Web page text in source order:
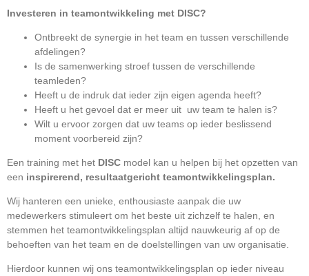
Investeren in teamontwikkeling met DISC?
Ontbreekt de synergie in het team en tussen verschillende
afdelingen?
Is de samenwerking stroef tussen de verschillende
teamleden?
Heeft u de indruk dat ieder zijn eigen agenda heeft?
Heeft u het gevoel dat er meer uit uw team te halen is?
Wilt u ervoor zorgen dat uw teams op ieder beslissend
moment voorbereid zijn?
Een training met het DISC model kan u helpen bij het opzetten van
een inspirerend, resultaatgericht teamontwikkelingsplan.
Wij hanteren een unieke, enthousiaste aanpak die uw
medewerkers stimuleert om het beste uit zichzelf te halen, en
stemmen het teamontwikkelingsplan altijd nauwkeurig af op de
behoeften van het team en de doelstellingen van uw organisatie.
Hierdoor kunnen wij ons teamontwikkelingsplan op ieder niveau